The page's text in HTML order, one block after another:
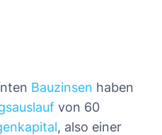
Bauzinsen haben
von 60
, also einer